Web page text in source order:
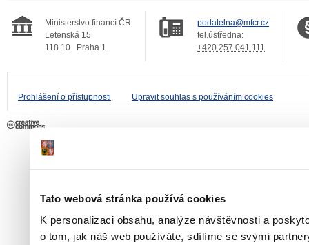
Tato webová stránka používá cookies
K personalizaci obsahu, analýze návštěvnosti a
o tom, jak náš web používáte, sdílíme se svými
Ministerstvo financí ČR
Letenská 15
118 10
Praha 1
podatelna@mfcr.cz
tel.ústředna:
+420 257 041 111
Prohlášení o přístupnosti Upravit souhlas s používáním cookies